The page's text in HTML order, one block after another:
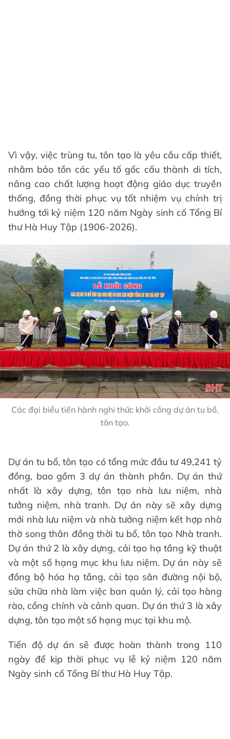
Vì vậy, việc trùng tu, tôn tạo là yêu cầu cấp thiết,
nhằm bảo tồn các yếu tố gốc cấu thành di tích,
nâng cao chất lượng hoạt động giáo dục truyền
thống, đồng thời phục vụ tốt nhiệm vụ chính trị
hướng tới kỷ niệm 120 năm Ngày sinh cố Tổng Bí
thư Hà Huy Tập (1906-2026).
Các đại biểu tiến hành nghi thức khởi công dự án tu bổ,
tôn tạo.
Dự án tu bổ, tôn tạo có tổng mức đầu tư 49,241 tỷ
đồng, bao gồm 3 dự án thành phần. Dự án thứ
nhất là xây dựng, tôn tạo nhà lưu niệm, nhà
tưởng niệm, nhà tranh. Dự án này sẽ xây dựng
mới nhà lưu niệm và nhà tưởng niệm kết hợp nhà
thờ song thân đồng thời tu bổ, tôn tạo Nhà tranh.
Dự án thứ 2 là xây dựng, cải tạo hạ tầng kỹ thuật
và một số hạng mục khu lưu niệm. Dự án này sẽ
đồng bộ hóa hạ tầng, cải tạo sân đường nội bộ,
sửa chữa nhà làm việc ban quản lý, cải tạo hàng
rào, cổng chính và cảnh quan. Dự án thứ 3 là xây
dựng, tôn tạo một số hạng mục tại khu mộ.
Tiến độ dự án sẽ được hoàn thành trong 110
ngày để kịp thời phục vụ lễ kỷ niệm 120 năm
Ngày sinh cố Tổng Bí thư Hà Huy Tập.